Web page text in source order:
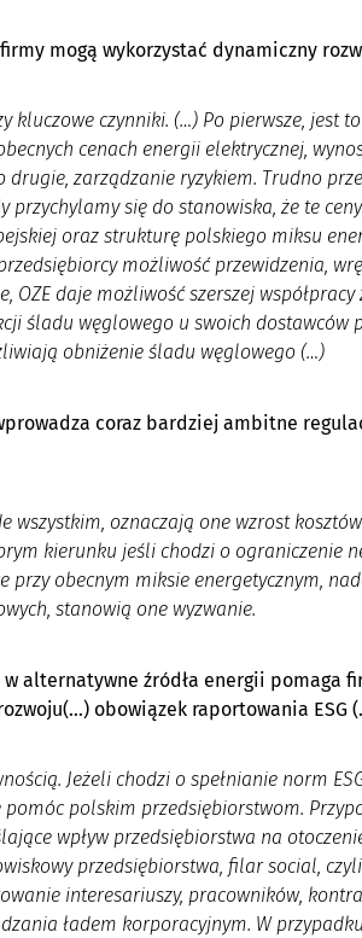
mogą wykorzystać dynamiczny
kluczowe czynniki. (…) Po pierwsze, jest
cenach energii elektrycznej,
drugie, zarządzanie ryzykiem. Trudno
przychylamy się do stanowiska, że te
oraz strukturę polskiego miksu
możliwość przewidzenia,
OZE daje możliwość szerszej
śladu węglowego u swoich dostawców
obniżenie śladu węglowego (…)
coraz bardziej ambitne
wszystkim, oznaczają one wzrost
kierunku jeśli chodzi o ograniczenie
przy obecnym miksie energetycznym,
stanowią one wyzwanie.
alternatywne źródła energii pomaga
obowiązek raportowania ESG
Jeżeli chodzi o spełnianie norm
pomóc polskim przedsiębiorstwom.
wpływ przedsiębiorstwa na
przedsiębiorstwa, filar social,
interesariuszy, pracowników,
ładem korporacyjnym. W